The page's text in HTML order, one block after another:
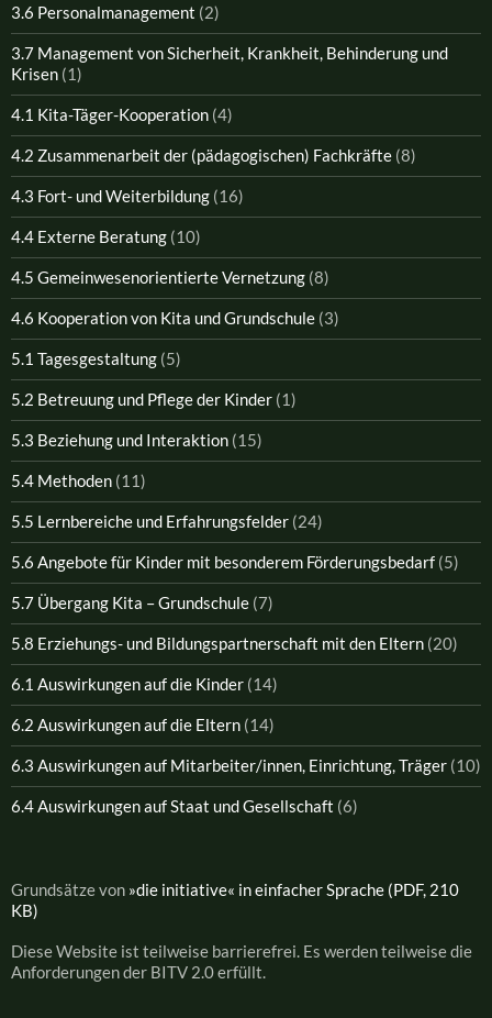
3.6 Personalmanagement (2)
3.7 Management von Sicherheit, Krankheit, Behinderung und
Krisen (1)
4.1 Kita-Täger-Kooperation (4)
4.2 Zusammenarbeit der (pädagogischen) Fachkräfte (8)
4.3 Fort- und Weiterbildung (16)
4.4 Externe Beratung (10)
4.5 Gemeinwesenorientierte Vernetzung (8)
4.6 Kooperation von Kita und Grundschule (3)
5.1 Tagesgestaltung (5)
5.2 Betreuung und Pflege der Kinder (1)
5.3 Beziehung und Interaktion (15)
5.4 Methoden (11)
5.5 Lernbereiche und Erfahrungsfelder (24)
5.6 Angebote für Kinder mit besonderem Förderungsbedarf (5)
5.7 Übergang Kita – Grundschule (7)
5.8 Erziehungs- und Bildungspartnerschaft mit den Eltern (20)
6.1 Auswirkungen auf die Kinder (14)
6.2 Auswirkungen auf die Eltern (14)
6.3 Auswirkungen auf Mitarbeiter/innen, Einrichtung, Träger (10)
6.4 Auswirkungen auf Staat und Gesellschaft (6)
Grundsätze von »die initiative« in einfacher Sprache (PDF, 210
KB)
Diese Website ist teilweise barrierefrei. Es werden teilweise die
Anforderungen der BITV 2.0 erfüllt.